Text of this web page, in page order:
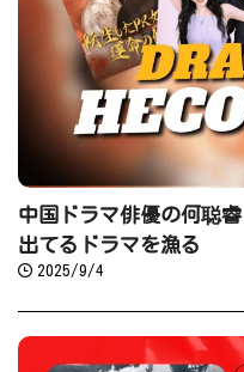
中国ドラマ俳優の何聪
出てるドラマを漁る
2025/9/4